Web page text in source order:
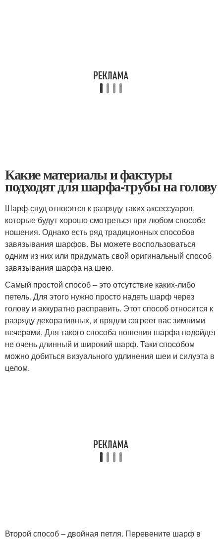
Какие материалы и фактуры
подходят для шарфа-трубы на голову
Шарф-снуд относится к разряду таких аксессуаров,
которые будут хорошо смотреться при любом способе
ношения. Однако есть ряд традиционных способов
завязывания шарфов. Вы можете воспользоваться
одним из них или придумать свой оригинальный способ
завязывания шарфа на шею.
Самый простой способ – это отсутствие каких-либо
петель. Для этого нужно просто надеть шарф через
голову и аккуратно расправить. Этот способ относится к
разряду декоративных, и врядли согреет вас зимними
вечерами. Для такого способа ношения шарфа подойдет
не очень длинный и широкий шарф. Таки способом
можно добиться визуального удлинения шеи и силуэта в
целом.
Второй способ – двойная петля. Перевените шарф в